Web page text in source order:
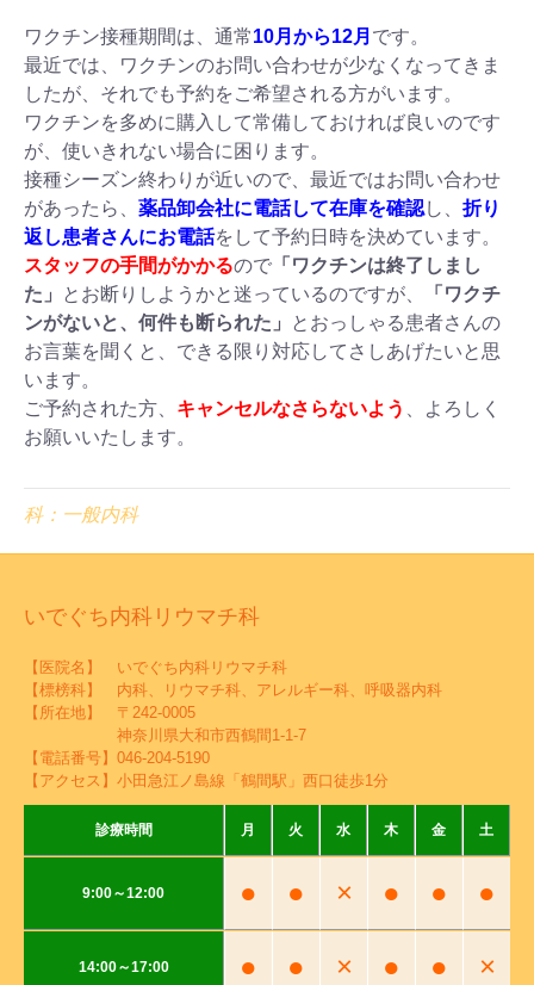
ワクチン接種期間は、通常10月から12月 です。
最近では、ワクチンのお問い合わせが少なくなってきま
したが、それでも予約をご希望される方がいます。
ワクチンを多めに購入して常備しておければ良いのです
が、使いきれない場合に困ります。
接種シーズン終わりが近いので、最近ではお問い合わせ
があったら、 薬品卸会社に電話して在庫を確認し、 折り
返し患者さんにお電話をして予約日時を決めています。
スタッフの手間がかかるので 「ワクチンは終了しまし
た」
とお断りしようかと迷っているのですが、
「ワクチ
ンがないと、何件も断られた」
とおっしゃる患者さんの
お言葉を聞くと、できる限り対応してさしあげたいと思
います。
ご予約された方、 キャンセルなさらないよう
、よろしく
お願いいたします。
科：一般内科
いでぐち内科リウマチ科
【医院名】 いでぐち内科リウマチ科
【標榜科】 内科、リウマチ科、アレルギー科、呼吸器内科
【所在地】 〒242-0005
神奈川県大和市西鶴間1-1-7
【電話番号】 046-204-5190
【アクセス】小田急江ノ島線「鶴間駅」西口徒歩1分
診療時間 月 火 水 木 金 土
9:00～12:00 ● ● × ● ● ●
14:00～17:00 ● ● × ● ● ×